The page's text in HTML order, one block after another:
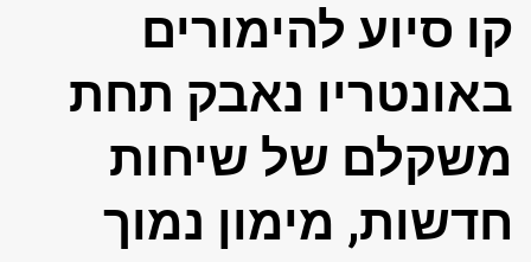
קו סיוע להימורים
באונטריו נאבק תחת
משקלם של שיחות
חדשות, מימון נמוך